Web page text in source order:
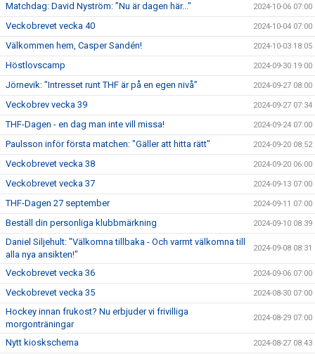
Matchdag: David Nyström: ”Nu är dagen här..." 2024-10-06 07:00
Veckobrevet vecka 40 2024-10-04 07:00
Välkommen hem, Casper Sandén! 2024-10-03 18:05
Höstlovscamp 2024-09-30 19:00
Jörnevik: ”Intresset runt THF är på en egen nivå” 2024-09-27 08:00
Veckobrev vecka 39 2024-09-27 07:34
THF-Dagen - en dag man inte vill missa! 2024-09-24 07:00
Paulsson inför första matchen: "Gäller att hitta rätt" 2024-09-20 08:52
Veckobrevet vecka 38 2024-09-20 06:00
Veckobrevet vecka 37 2024-09-13 07:00
THF-Dagen 27 september 2024-09-11 07:00
Beställ din personliga klubbmärkning 2024-09-10 08:39
Daniel Siljehult: "Välkomna tillbaka - Och varmt välkomna till
alla nya ansikten!"
2024-09-08 08:31
Veckobrevet vecka 36 2024-09-06 07:00
Veckobrevet vecka 35 2024-08-30 07:00
Hockey innan frukost? Nu erbjuder vi frivilliga
morgonträningar
2024-08-29 07:00
Nytt kioskschema 2024-08-27 08:43